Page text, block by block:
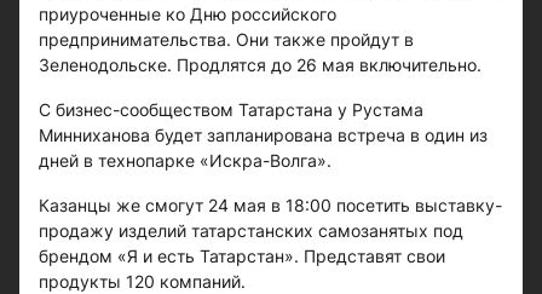
приуроченные ко Дню российского
предпринимательства. Они также пройдут в
Зеленодольске. Продлятся до 26 мая включительно.
С бизнес-сообществом Татарстана у Рустама
Минниханова будет запланирована встреча в один из
дней в технопарке «Искра-Волга».
Казанцы же смогут 24 мая в 18:00 посетить выставку-
продажу изделий татарстанских самозанятых под
брендом «Я и есть Татарстан». Представят свои
продукты 120 компаний.